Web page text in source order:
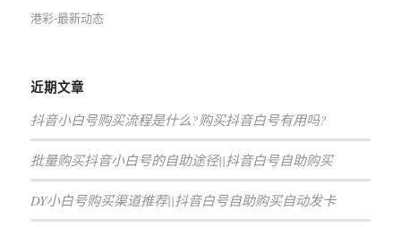
港彩-最新动态
近期文章
抖音小白号购买流程是什么?购买抖音白号有用吗?
批量购买抖音小白号的自助途径||抖音白号自助购买
DY小白号购买渠道推荐||抖音白号自助购买自动发卡